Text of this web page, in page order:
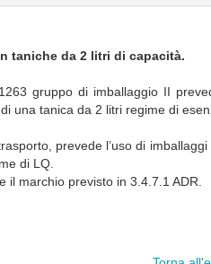
taniche da 2 litri di capacità.
gruppo di imballaggio II
una tanica da 2 litri regime di
prevede l’uso di
di LQ.
il marchio previsto in 3.4.7.1 ADR.